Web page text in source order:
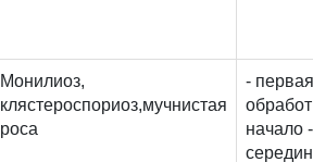
Монилиоз,
клястероспориоз,мучнистая
роса
- первая
начало -